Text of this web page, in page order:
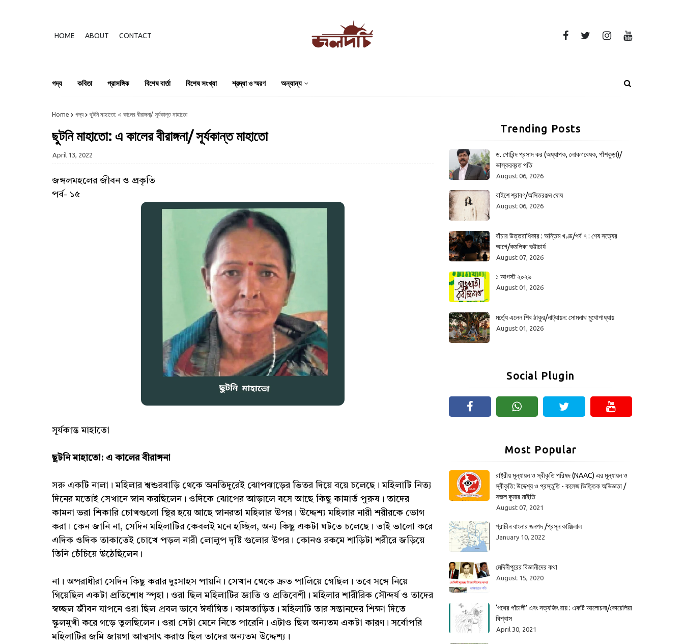
HOME ABOUT CONTACT
গদ্য কবিতা প্রাসঙ্গিক বিশেষ বার্তা বিশেষ সংখ্যা শ্রদ্ধা ও স্মরণ অন্যান্য
Home গদ্য ছুটনি মাহাতো: এ কালের বীরাঙ্গনা/ সূর্যকান্ত মাহাতো
ছুটনি মাহাতো: এ কালের বীরাঙ্গনা/ সূর্যকান্ত মাহাতো
April 13, 2022
জঙ্গলমহলের জীবন ও প্রকৃতি
পর্ব- ১৫
সূর্যকান্ত মাহাতো
ছুটনি মাহাতো: এ কালের বীরাঙ্গনা
সরু একটি নালা। মহিলার শ্বশুরবাড়ি থেকে অনতিদূরেই ঝোপঝাড়ের ভিতর দিয়ে বয়ে চলেছে। মহিলাটি নিত্য
দিনের মতোই সেখানে স্নান করছিলেন। ওদিকে ঝোপের আড়ালে বসে আছে কিছু কামার্ত পুরুষ। তাদের
কামনা ভরা শিকারি চোখগুলো স্থির হয়ে আছে স্নানরতা মহিলার উপর। উদ্দেশ্য মহিলার নারী শরীরকে ভোগ
করা। কেন জানি না, সেদিন মহিলাটির কেবলই মনে হচ্ছিল, অন্য কিছু একটা ঘটতে চলেছে। তাই ভালো করে
এদিক ওদিক তাকাতেই চোখে পড়ল নারী লোলুপ দৃষ্টি গুলোর উপর। কোনও রকমে শাড়িটা শরীরে জড়িয়ে
তিনি চেঁচিয়ে উঠেছিলেন।
না। অপরাধীরা সেদিন কিছু করার দুঃসাহস পায়নি। সেখান থেকে দ্রুত পালিয়ে গেছিল। তবে সঙ্গে নিয়ে
গিয়েছিল একটা প্রতিশোধ স্পৃহা। ওরা ছিল মহিলাটির জ্ঞাতি ও প্রতিবেশী। মহিলার শারীরিক সৌন্দর্য ও তাদের
স্বচ্ছল জীবন যাপনে ওরা ছিল প্রবল ভাবে ঈর্ষান্বিত। কামতাড়িত। মহিলাটি তার সন্তানদের শিক্ষা দিতে
স্কুলমুখী করে গড়ে তুলছিলেন। ওরা সেটা মেনে নিতে পারেনি। এটাও ছিল অন্যতম একটা কারণ। সর্বোপরি
মহিলাটির জমি জায়গা আত্মসাৎ করাও ছিল তাদের অন্যতম উদ্দেশ্য।
Trending Posts
ড. গোবিন্দ প্রসাদ কর (অধ্যাপক, লোকগবেষক, পাঁশকুড়া)/
ভাস্করব্রত পতি
August 06, 2026
বাইশে শ্রাবণ/অসিতরঞ্জন ঘোষ
August 06, 2026
বাঁচার উত্তরাধিকার : অন্তিম খণ্ড/পর্ব ৭ : শেষ সত্যের
আগে/কমলিকা ভট্টাচার্য
August 07, 2026
১ আগস্ট ২০২৬
August 01, 2026
মর্ত্যে এলেন শিব ঠাকুর/নাট্যায়ন: সোমনাথ মুখোপাধ্যায়
August 01, 2026
Social Plugin
Most Popular
রাষ্ট্রীয় মূল্যায়ন ও স্বীকৃতি পরিষদ (NAAC) এর মূল্যায়ন ও
স্বীকৃতি: উদ্দেশ্য ও প্রস্তুতি - কলেজ ভিত্তিক অভিজ্ঞতা /
সজল কুমার মাইতি
August 07, 2021
প্রাচীন বাংলার জনপদ /প্রসূন কাঞ্জিলাল
January 10, 2022
মেদিনীপুরের বিজ্ঞানীদের কথা
August 15, 2020
‘পথের পাঁচালী’ এবং সত্যজিৎ রায় : একটি আলোচনা/কোয়েলিয়া
বিশ্বাস
April 30, 2021